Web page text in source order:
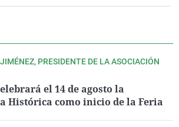
PRESIDENTE DE LA ASOCIACIÓN
el 14 de agosto la
Histórica como inicio de la Feria